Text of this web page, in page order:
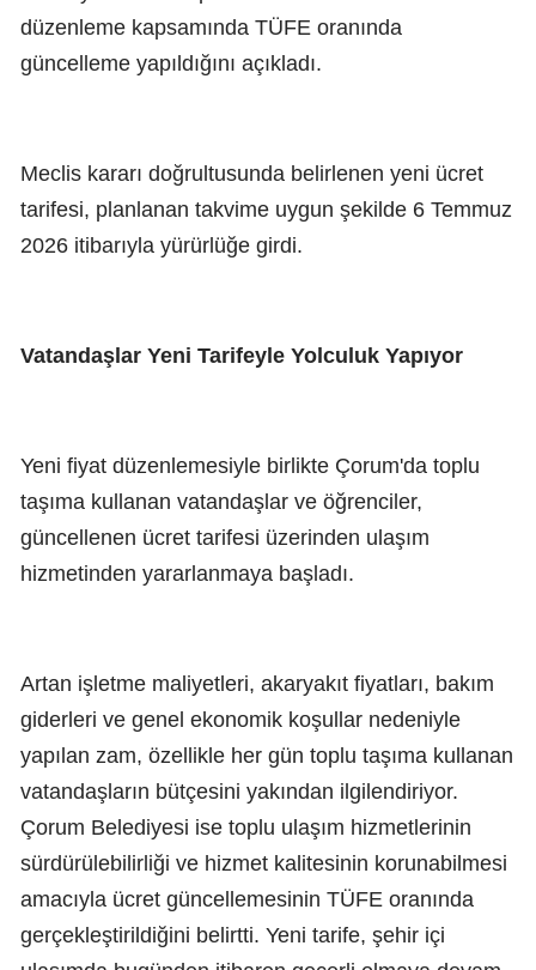
düzenleme kapsamında TÜFE oranında
güncelleme yapıldığını açıkladı.
Meclis kararı doğrultusunda belirlenen yeni ücret
tarifesi, planlanan takvime uygun şekilde 6 Temmuz
2026 itibarıyla yürürlüğe girdi.
Vatandaşlar Yeni Tarifeyle Yolculuk Yapıyor
Yeni fiyat düzenlemesiyle birlikte Çorum'da toplu
taşıma kullanan vatandaşlar ve öğrenciler,
güncellenen ücret tarifesi üzerinden ulaşım
hizmetinden yararlanmaya başladı.
Artan işletme maliyetleri, akaryakıt fiyatları, bakım
giderleri ve genel ekonomik koşullar nedeniyle
yapılan zam, özellikle her gün toplu taşıma kullanan
vatandaşların bütçesini yakından ilgilendiriyor.
Çorum Belediyesi ise toplu ulaşım hizmetlerinin
sürdürülebilirliği ve hizmet kalitesinin korunabilmesi
amacıyla ücret güncellemesinin TÜFE oranında
gerçekleştirildiğini belirtti. Yeni tarife, şehir içi